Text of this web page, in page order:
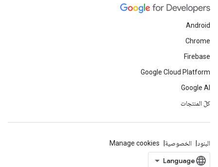
Android
Chrome
Firebase
Google Cloud Platform
Google AI
كلّ المنتجات
البنود الخصوصية Manage cookies